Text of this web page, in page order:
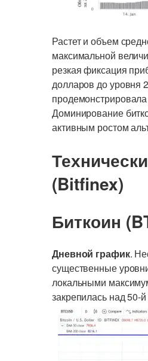
Растет и объем
максимальной
резкая фиксация
долларов до уровня
Доминирование
активным ростом
(Bitfinex)
Биткоин
Дневной график.
существенные
локальными
закрепилась над